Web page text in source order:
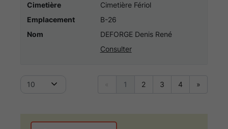
Cimetière
Cimetière Fériol
Emplacement
B-26
Nom
DEFORGE Denis René
Consulter
10 1 2 3 4 »